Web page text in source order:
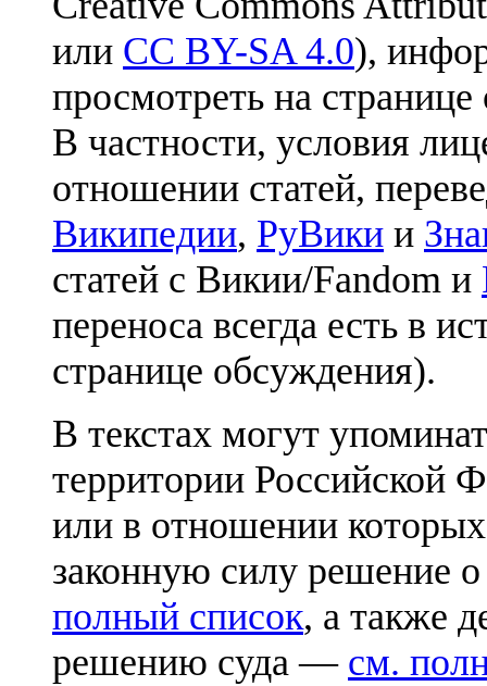
или CC BY-SA 4.0),
просмотреть на
В частности, условия
отношении статей,
Википедии, РуВики и
статей с Викии/Fandom и
переноса всегда есть в
странице обсуждения).
В текстах могут
территории Российской
или в отношении
законную силу решение
полный список, а также
решению суда — см.